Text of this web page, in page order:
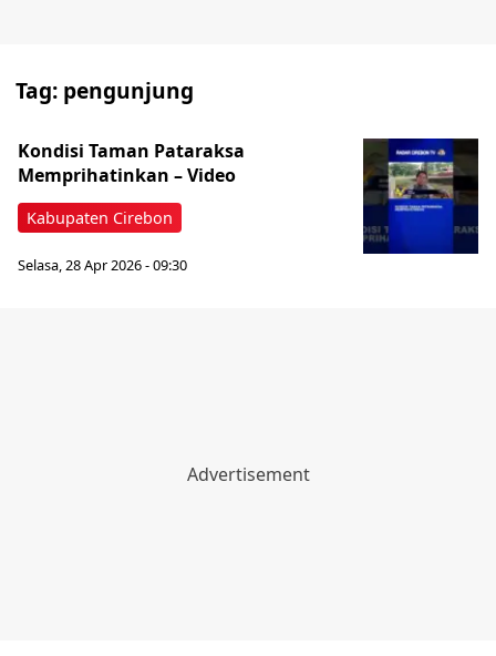
Tag: pengunjung
Kabupaten Cirebon
Kondisi Taman Pataraksa
Memprihatinkan – Video
Selasa, 28 Apr 2026 - 09:30